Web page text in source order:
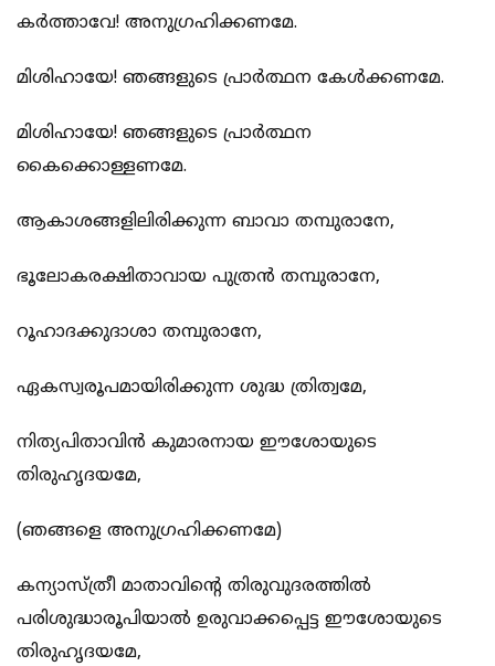
കര്‍ത്താവേ! അനുഗ്രഹിക്കണമേ.
മിശിഹായേ! ഞങ്ങളുടെ പ്രാര്‍ത്ഥന കേള്‍ക്കണമേ.
മിശിഹായേ! ഞങ്ങളുടെ പ്രാര്‍ത്ഥന
കൈക്കൊള്ളണമേ.
ആകാശങ്ങളിലിരിക്കുന്ന ബാവാ തമ്പുരാനേ,
ഭൂലോകരക്ഷിതാവായ പുത്രന്‍ തമ്പുരാനേ,
റൂഹാദക്കുദാശാ തമ്പുരാനേ,
ഏകസ്വരൂപമായിരിക്കുന്ന ശുദ്ധ ത്രിത്വമേ,
നിത്യപിതാവിന്‍ കുമാരനായ ഈശോയുടെ
തിരുഹൃദയമേ,
(ഞങ്ങളെ അനുഗ്രഹിക്കണമേ)
കന്യാസ്ത്രീ മാതാവിന്‍റെ തിരുവുദരത്തില്‍
പരിശുദ്ധാരൂപിയാല്‍ ഉരുവാക്കപ്പെട്ട ഈശോയുടെ
തിരുഹൃദയമേ,